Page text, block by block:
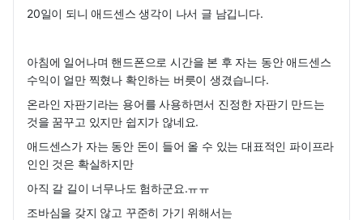
20일이 되니 애드센스 생각이 나서 글 남깁니다.
아침에 일어나며 핸드폰으로 시간을 본 후 자는 동안 애드센스
수익이 얼만 찍혔나 확인하는 버릇이 생겼습니다.
온라인 자판기라는 용어를 사용하면서 진정한 자판기 만드는
것을 꿈꾸고 있지만 쉽지가 않네요.
애드센스가 자는 동안 돈이 들어 올 수 있는 대표적인 파이프라
인인 것은 확실하지만
아직 갈 길이 너무나도 험하군요.ㅠㅠ
조바심을 갖지 않고 꾸준히 가기 위해서는